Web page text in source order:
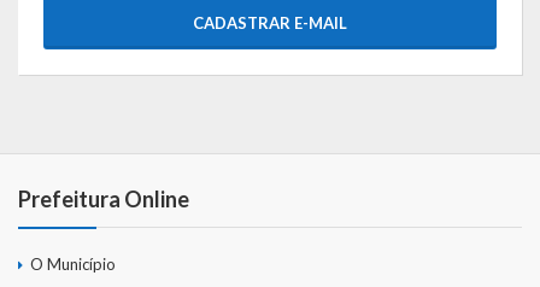
CADASTRAR E-MAIL
Prefeitura Online
O Município